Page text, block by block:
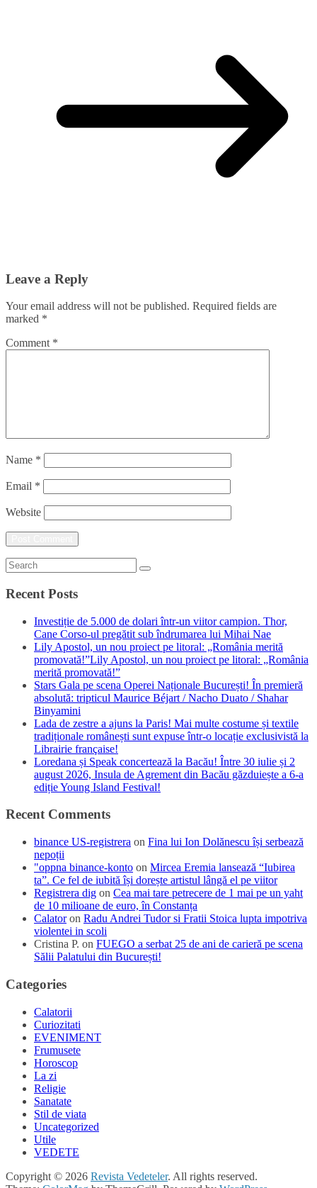
Leave a Reply
Your email address will not be published. Required fields are
marked *
Comment *
Name *
Email *
Website
Recent Posts
Investiție de 5.000 de dolari într-un viitor campion. Thor,
Cane Corso-ul pregătit sub îndrumarea lui Mihai Nae
Lily Apostol, un nou proiect pe litoral: „România merită
promovată!”Lily Apostol, un nou proiect pe litoral: „România
merită promovată!”
Stars Gala pe scena Operei Naționale București! În premieră
absolută: tripticul Maurice Béjart / Nacho Duato / Shahar
Binyamini
Lada de zestre a ajuns la Paris! Mai multe costume și textile
tradiționale românești sunt expuse într-o locație exclusivistă la
Librairie française!
Loredana și Speak concertează la Bacău! Între 30 iulie și 2
august 2026, Insula de Agrement din Bacău găzduiește a 6-a
ediție Young Island Festival!
Recent Comments
binance US-registrera on Fina lui Ion Dolănescu își serbează
nepoții
"oppna binance-konto on Mircea Eremia lansează “Iubirea
ta”. Ce fel de iubită își dorește artistul lângă el pe viitor
Registrera dig on Cea mai tare petrecere de 1 mai pe un yaht
de 10 milioane de euro, în Constanța
Calatoron Radu Andrei Tudor si Fratii Stoica lupta impotriva
violentei in scoli
Cristina P. on FUEGO a serbat 25 de ani de carieră pe scena
Sălii Palatului din București!
Categories
Calatorii
Curiozitati
EVENIMENT
Frumusete
Horoscop
La zi
Religie
Sanatate
Stil de viata
Uncategorized
Utile
VEDETE
Copyright © 2026 Revista Vedeteler. All rights reserved.